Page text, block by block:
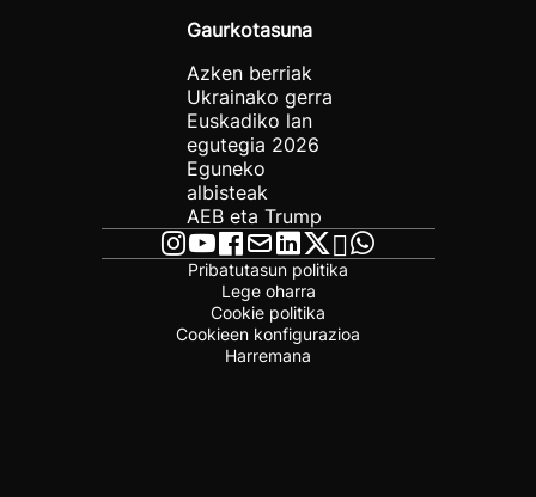
Gaurkotasuna
Azken berriak
Ukrainako gerra
Euskadiko lan
egutegia 2026
Eguneko
albisteak
AEB eta Trump
Pribatutasun politika
Lege oharra
Cookie politika
Cookieen konfigurazioa
Harremana